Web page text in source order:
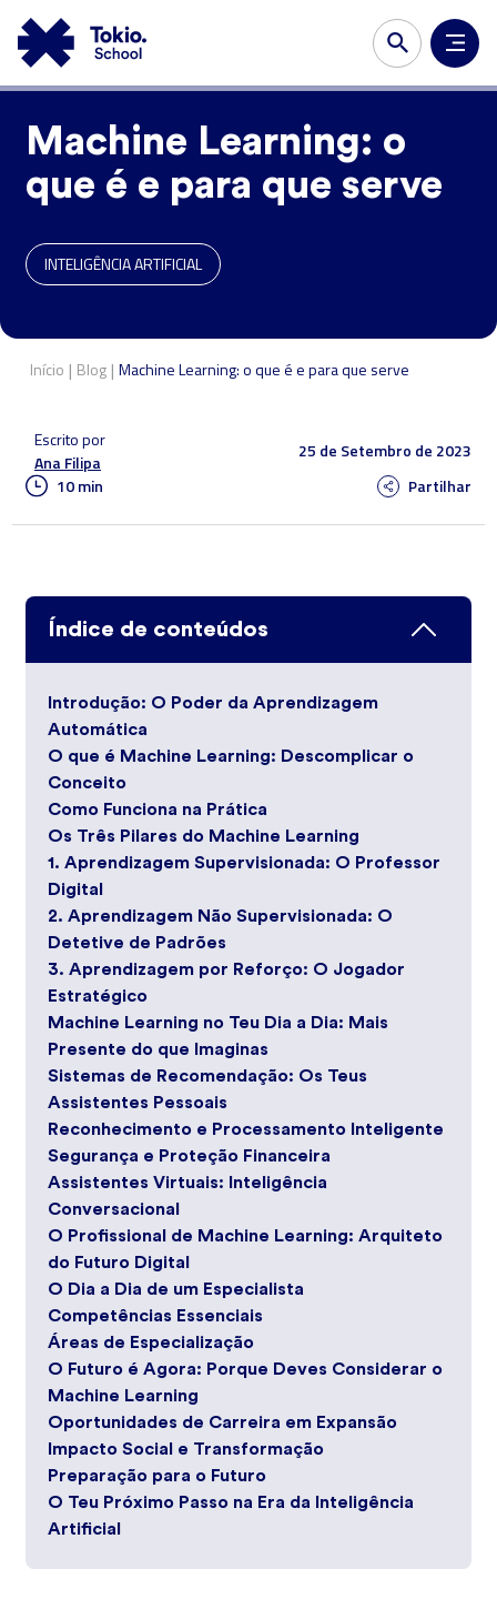
Machine Learning: o
que é e para que serve
INTELIGÊNCIA ARTIFICIAL
Início | Blog | Machine Learning: o que é e para que serve
Escrito por
Ana Filipa
25 de Setembro de 2023
10 min
Partilhar
Índice de conteúdos
Introdução: O Poder da Aprendizagem
Automática
O que é Machine Learning: Descomplicar o
Conceito
Como Funciona na Prática
Os Três Pilares do Machine Learning
1. Aprendizagem Supervisionada: O Professor
Digital
2. Aprendizagem Não Supervisionada: O
Detetive de Padrões
3. Aprendizagem por Reforço: O Jogador
Estratégico
Machine Learning no Teu Dia a Dia: Mais
Presente do que Imaginas
Sistemas de Recomendação: Os Teus
Assistentes Pessoais
Reconhecimento e Processamento Inteligente
Segurança e Proteção Financeira
Assistentes Virtuais: Inteligência
Conversacional
O Profissional de Machine Learning: Arquiteto
do Futuro Digital
O Dia a Dia de um Especialista
Competências Essenciais
Áreas de Especialização
O Futuro é Agora: Porque Deves Considerar o
Machine Learning
Oportunidades de Carreira em Expansão
Impacto Social e Transformação
Preparação para o Futuro
O Teu Próximo Passo na Era da Inteligência
Artificial